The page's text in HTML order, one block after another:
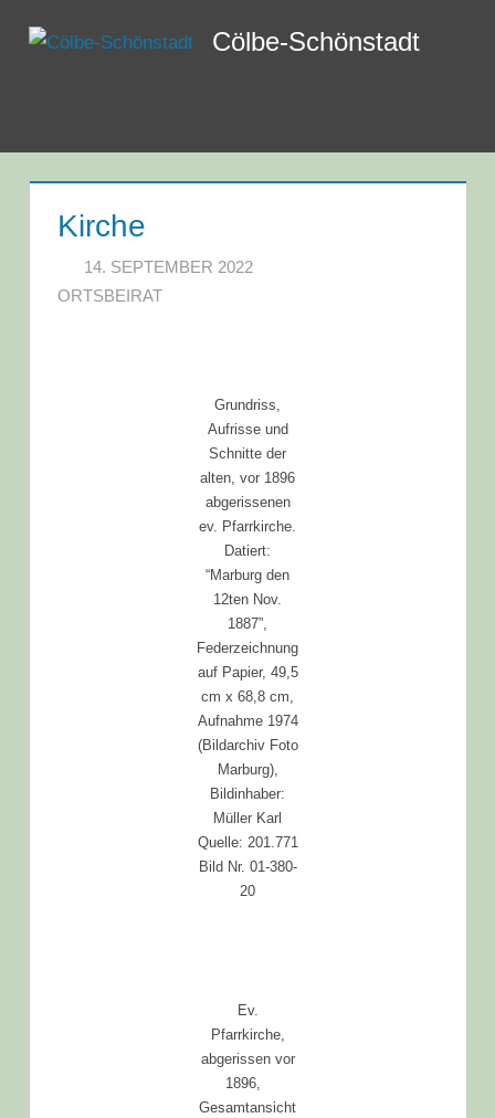
Inhalt
Cölbe-Schönstadt
Kirche
14. SEPTEMBER 2022
ORTSBEIRAT
Grundriss,
Aufrisse und
Schnitte der
alten, vor 1896
abgerissenen
ev. Pfarrkirche.
Datiert:
“Marburg den
12ten Nov.
1887”,
Federzeichnung
auf Papier, 49,5
cm x 68,8 cm,
Aufnahme 1974
(Bildarchiv Foto
Marburg),
Bildinhaber:
Müller Karl
Quelle: 201.771
Bild Nr. 01-380-
20
Ev.
Pfarrkirche,
abgerissen vor
1896,
Gesamtansicht